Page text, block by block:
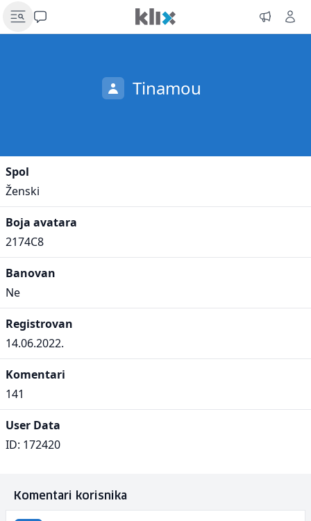
Tinamou
Spol
Ženski
Boja avatara
2174C8
Banovan
Ne
Registrovan
14.06.2022.
Komentari
141
User Data
ID: 172420
Komentari korisnika